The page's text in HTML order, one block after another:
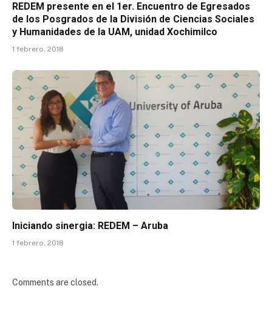
REDEM presente en el 1er. Encuentro de Egresados
de los Posgrados de la División de Ciencias Sociales
y Humanidades de la UAM, unidad Xochimilco
1 febrero, 2018
Iniciando sinergia: REDEM – Aruba
1 febrero, 2018
Comments are closed.